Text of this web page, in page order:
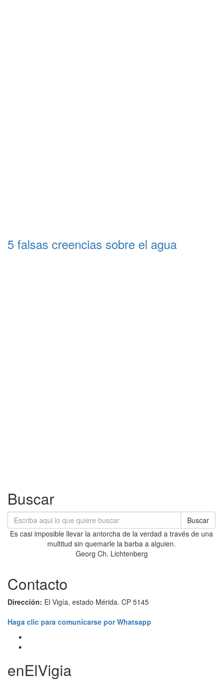
5 falsas creencias sobre el agua
Buscar
Buscar
Es casi imposible llevar la antorcha de la verdad a través de una
multitud sin quemarle la barba a alguien.
Georg Ch. Lichtenberg
Contacto
Dirección: El Vigía, estado Mérida. CP 5145
Haga clic para comunicarse por Whatsapp
enElVigia